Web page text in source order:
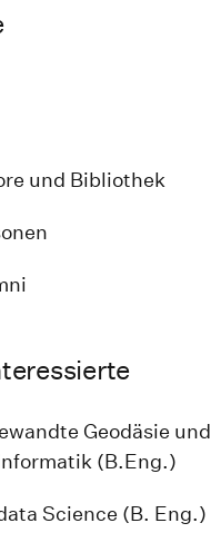
und Bibliothek
Geodäsie und
(B.Eng.)
Science (B. Eng.)